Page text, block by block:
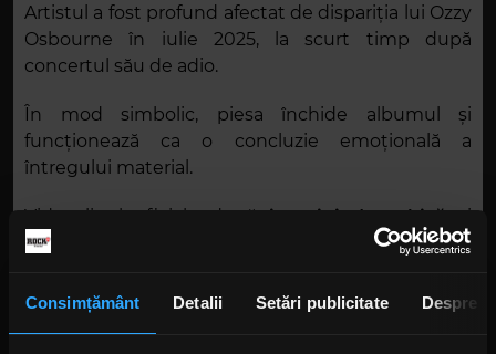
Consimțământ Detalii Setări publicitate Despre
Artistul a fost profund afectat de dispariția lui Ozzy
Osbourne în iulie 2025, la scurt timp după
concertul său de adio.
În mod simbolic, piesa închide albumul și
funcționează ca o concluzie emoțională a
întregului material.
Videoclipul oficial adunăimagini de arhivăși
momente intime cu cei doi artiști
de-a lungul
unei relații muzicale care a definit heavy metalul